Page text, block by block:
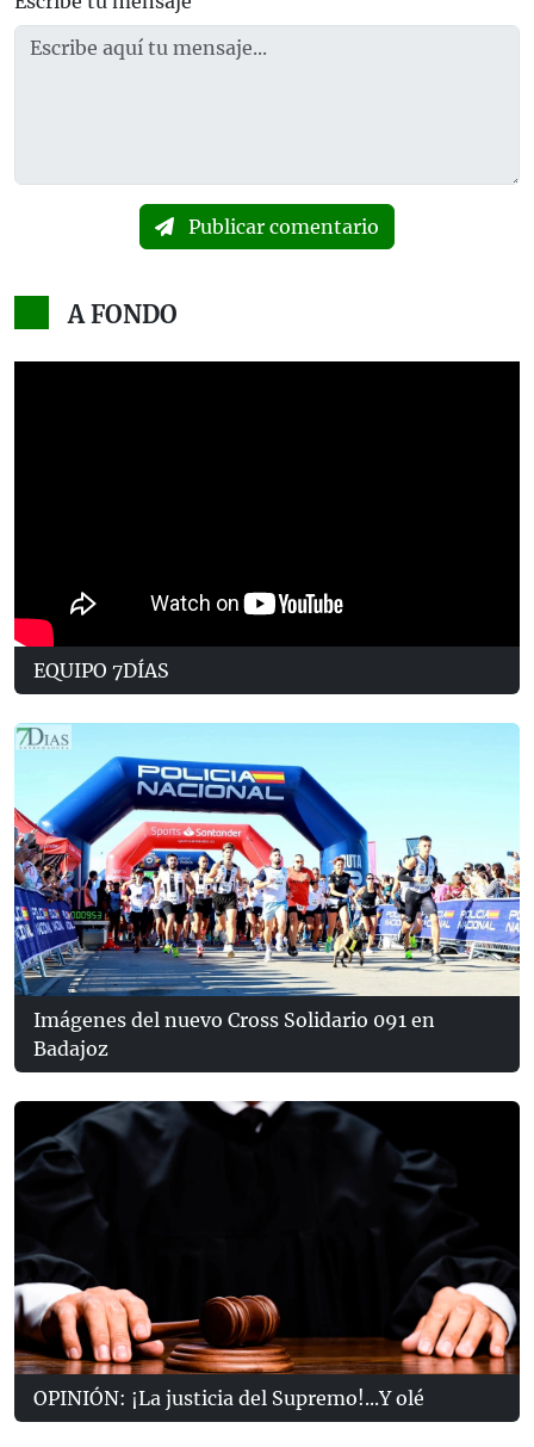
Publicar comentario
A FONDO
EQUIPO 7DÍAS
Imágenes del nuevo Cross Solidario 091 en
Badajoz
OPINIÓN: ¡La justicia del Supremo!...Y olé